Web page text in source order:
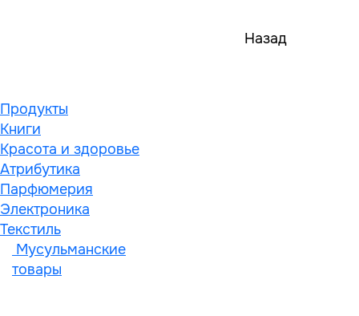
Назад
Продукты
Книги
Красота и здоровье
Атрибутика
Парфюмерия
Электроника
Текстиль
Мусульманские
товары